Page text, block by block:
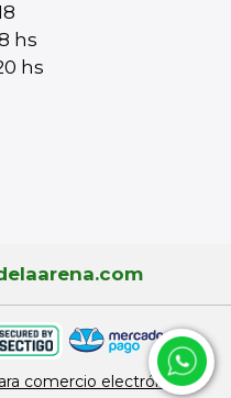
hs
hs
comercio electrónico